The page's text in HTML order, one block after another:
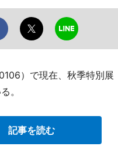
）で現在、秋季特別展
。
記事を読む